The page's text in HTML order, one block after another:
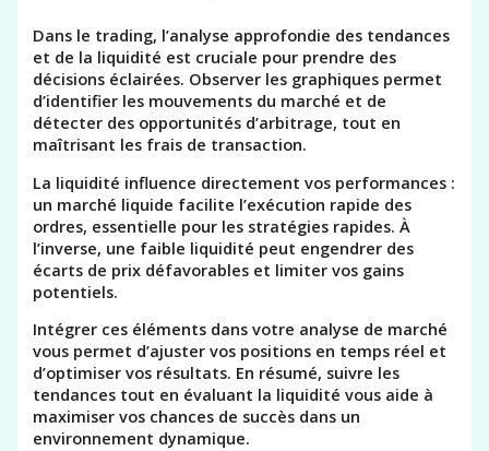
Dans le trading, l’analyse approfondie des tendances
et de la liquidité est cruciale pour prendre des
décisions éclairées. Observer les graphiques permet
d’identifier les mouvements du marché et de
détecter des opportunités d’arbitrage, tout en
maîtrisant les frais de transaction.
La liquidité influence directement vos performances :
un marché liquide facilite l’exécution rapide des
ordres, essentielle pour les stratégies rapides. À
l’inverse, une faible liquidité peut engendrer des
écarts de prix défavorables et limiter vos gains
potentiels.
Intégrer ces éléments dans votre analyse de marché
vous permet d’ajuster vos positions en temps réel et
d’optimiser vos résultats. En résumé, suivre les
tendances tout en évaluant la liquidité vous aide à
maximiser vos chances de succès dans un
environnement dynamique.